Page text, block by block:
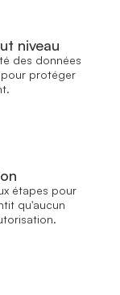
niveau
des données
protéger
étapes pour
qu'aucun